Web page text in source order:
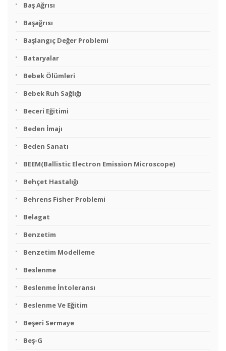
Baş Ağrısı
Başağrısı
Başlangıç Değer Problemi
Bataryalar
Bebek Ölümleri
Bebek Ruh Sağlığı
Beceri Eğitimi
Beden İmajı
Beden Sanatı
BEEM(Ballistic Electron Emission Microscope)
Behçet Hastalığı
Behrens Fisher Problemi
Belagat
Benzetim
Benzetim Modelleme
Beslenme
Beslenme İntoleransı
Beslenme Ve Eğitim
Beşeri Sermaye
Beş-G